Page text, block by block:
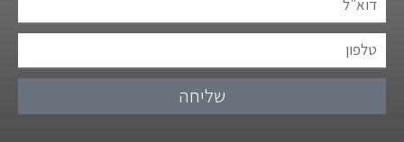
שליחה